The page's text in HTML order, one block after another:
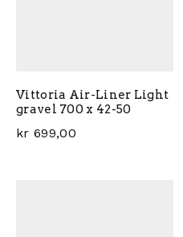
Vittoria Air-Liner Light
gravel 700 x 42-50
kr 699,00